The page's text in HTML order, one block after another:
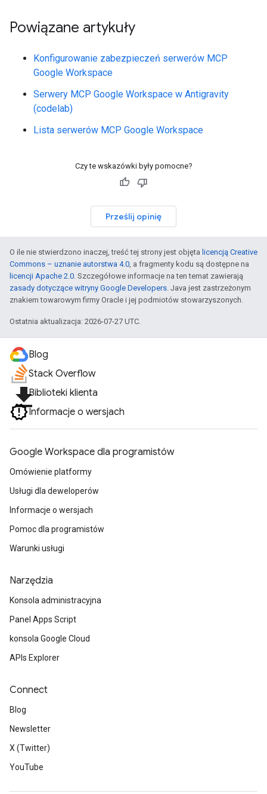
Powiązane artykuły
Konfigurowanie zabezpieczeń serwerów MCP
Google Workspace
Serwery MCP Google Workspace w Antigravity
(codelab)
Lista serwerów MCP Google Workspace
Czy te wskazówki były pomocne?
Prześlij opinię
O ile nie stwierdzono inaczej, treść tej strony jest objęta licencją Creative
Commons – uznanie autorstwa 4.0, a fragmenty kodu są dostępne na
licencji Apache 2.0. Szczegółowe informacje na ten temat zawierają
zasady dotyczące witryny Google Developers. Java jest zastrzeżonym
znakiem towarowym firmy Oracle i jej podmiotów stowarzyszonych.
Ostatnia aktualizacja: 2026-07-27 UTC.
Blog
Stack Overflow
file_downloadBiblioteki klienta
Informacje o wersjach
Google Workspace dla programistów
Omówienie platformy
Usługi dla deweloperów
Informacje o wersjach
Pomoc dla programistów
Warunki usługi
Narzędzia
Konsola administracyjna
Panel Apps Script
konsola Google Cloud
APIs Explorer
Connect
Blog
Newsletter
X (Twitter)
YouTube